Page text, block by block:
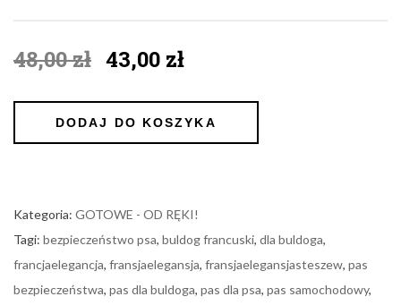
48,00zł Original
price
was:
48,00 zł.
43,00 złCurrent
is:
43,00 zł.
DODAJ DO KOSZYKA
Kategoria: GOTOWE - OD RĘKI!
Tagi: bezpieczeństwo psa, buldog francuski, dla buldoga,
francjaelegancja, fransjaelegansja, fransjaelegansjasteszew, pas
bezpieczeństwa, pas dla buldoga, pas dla psa, pas samochodowy,